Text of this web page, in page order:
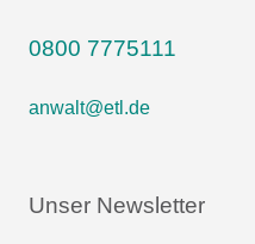
0800 7775111
anwalt@etl.de
Unser Newsletter